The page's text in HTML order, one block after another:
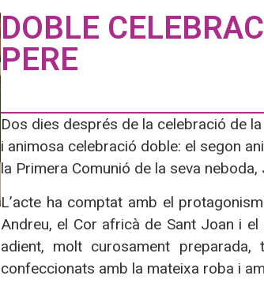
DOBLE
PERE
Dos dies després de la celebració de
i animosa celebració doble: el segon
la Primera Comunió de la seva
L’acte ha comptat amb el
Andreu, el Cor africà de Sant Joan i
adient, molt curosament
confeccionats amb la mateixa roba i